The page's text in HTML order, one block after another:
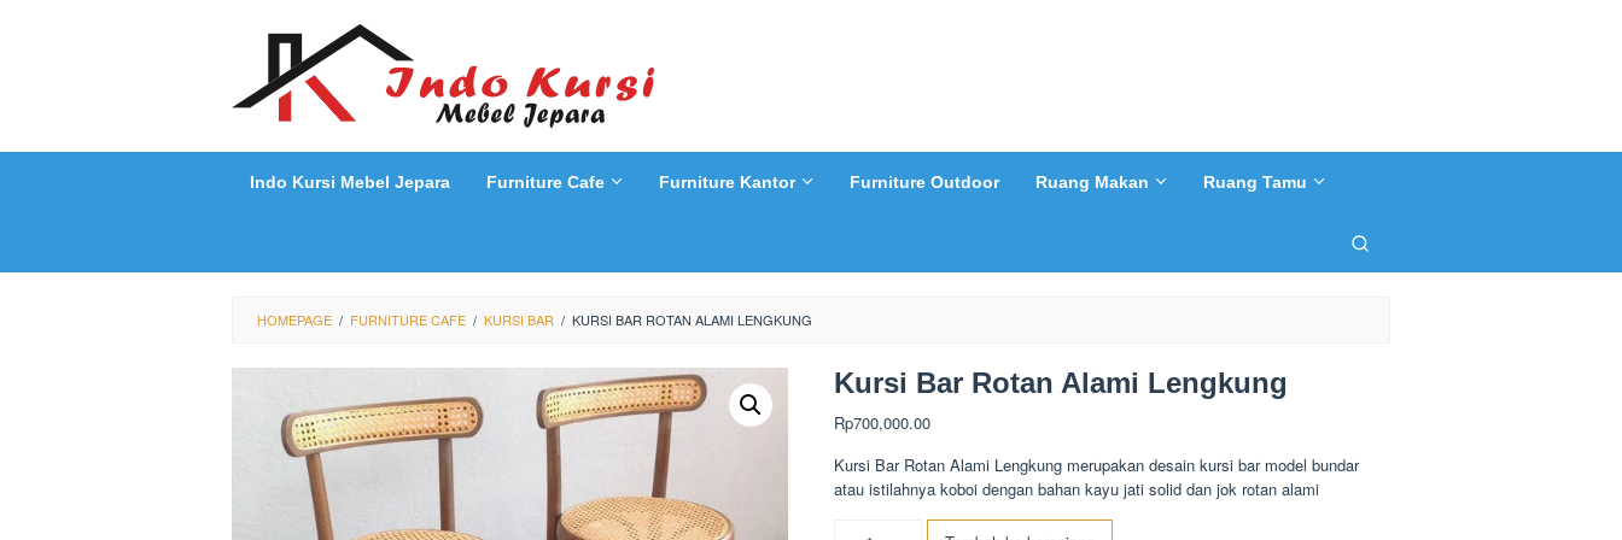
Indo Kursi Mebel Jepara Furniture Cafe Furniture Kantor Furniture Outdoor Ruang Makan Ruang Tamu
HOMEPAGE / FURNITURE CAFE / KURSI BAR / KURSI BAR ROTAN ALAMI LENGKUNG
Kursi Bar Rotan Alami Lengkung
Rp700,000.00
Kursi Bar Rotan Alami Lengkung merupakan desain kursi bar model bundar
atau istilahnya koboi dengan bahan kayu jati solid dan jok rotan alami